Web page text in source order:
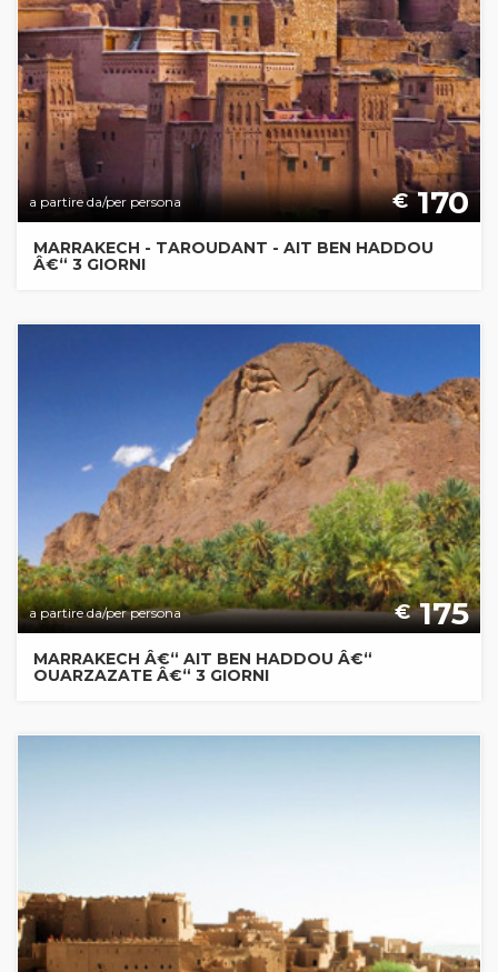
a partire da/per persona € 170
MARRAKECH - TAROUDANT - AIT BEN HADDOU
Â€“ 3 GIORNI
a partire da/per persona € 175
MARRAKECH Â€“ AIT BEN HADDOU Â€“
OUARZAZATE Â€“ 3 GIORNI